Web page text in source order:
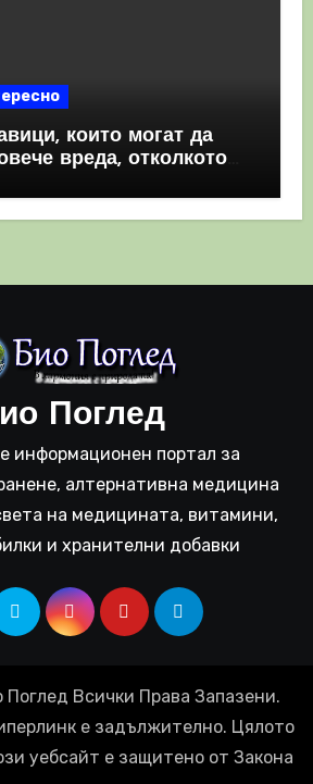
които могат да
вреда, отколкото
Поглед
информационен портал за
алтернативна медицина
на медицината, витамини,
и хранителни добавки
Всички Права Запазени.
е задължително. Цялото
уебсайт е защитено от Закона